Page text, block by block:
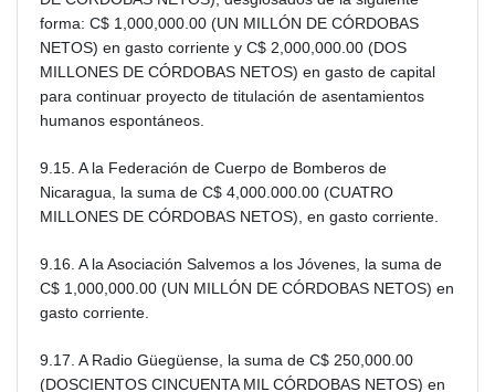
forma: C$ 1,000,000.00 (UN MILLÓN DE CÓRDOBAS
NETOS) en gasto corriente y C$ 2,000,000.00 (DOS
MILLONES DE CÓRDOBAS NETOS) en gasto de capital
para continuar proyecto de titulación de asentamientos
humanos espontáneos.
9.15. A la Federación de Cuerpo de Bomberos de
Nicaragua, la suma de C$ 4,000.000.00 (CUATRO
MILLONES DE CÓRDOBAS NETOS), en gasto corriente.
9.16. A la Asociación Salvemos a los Jóvenes, la suma de
C$ 1,000,000.00 (UN MILLÓN DE CÓRDOBAS NETOS) en
gasto corriente.
9.17. A Radio Güegüense, la suma de C$ 250,000.00
(DOSCIENTOS CINCUENTA MIL CÓRDOBAS NETOS) en